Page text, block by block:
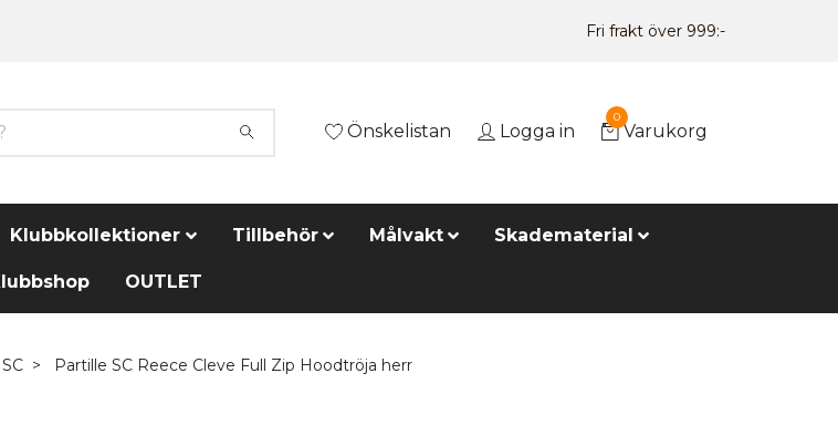
Fri frakt över 999:-
Önskelistan Logga in
0
Varukorg
Klubbkollektioner Tillbehör Målvakt Skadematerial
OUTLET
Partille SC Reece Cleve Full Zip Hoodtröja herr